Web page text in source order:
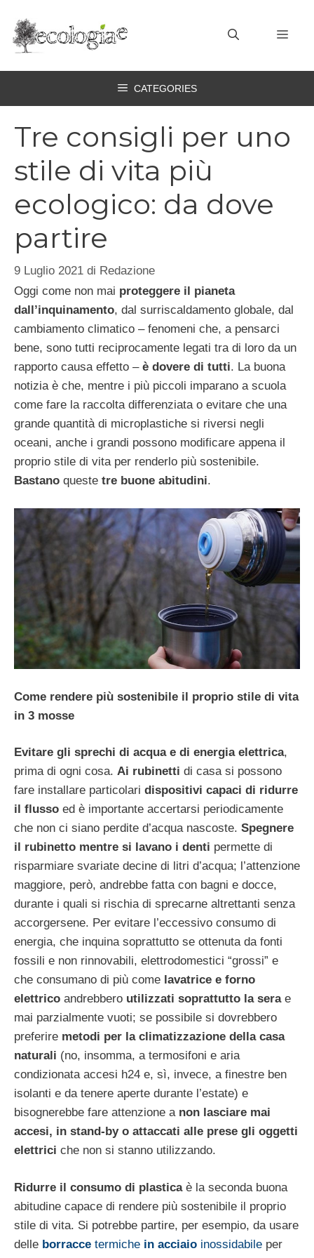
contenuto
CATEGORIES
Tre consigli per uno
stile di vita più
ecologico: da dove
partire
9 Luglio 2021 di Redazione
Oggi come non mai proteggere il pianeta
dall’inquinamento, dal surriscaldamento globale, dal
cambiamento climatico – fenomeni che, a pensarci
bene, sono tutti reciprocamente legati tra di loro da un
rapporto causa effetto – è dovere di tutti. La buona
notizia è che, mentre i più piccoli imparano a scuola
come fare la raccolta differenziata o evitare che una
grande quantità di microplastiche si riversi negli
oceani, anche i grandi possono modificare appena il
proprio stile di vita per renderlo più sostenibile.
Bastano queste tre buone abitudini.
Come rendere più sostenibile il proprio stile di vita
in 3 mosse
Evitare gli sprechi di acqua e di energia elettrica,
prima di ogni cosa. Ai rubinetti di casa si possono
fare installare particolari dispositivi capaci di ridurre
il flusso ed è importante accertarsi periodicamente
che non ci siano perdite d’acqua nascoste. Spegnere
il rubinetto mentre si lavano i denti permette di
risparmiare svariate decine di litri d’acqua; l’attenzione
maggiore, però, andrebbe fatta con bagni e docce,
durante i quali si rischia di sprecarne altrettanti senza
accorgersene. Per evitare l’eccessivo consumo di
energia, che inquina soprattutto se ottenuta da fonti
fossili e non rinnovabili, elettrodomestici “grossi” e
che consumano di più come lavatrice e forno
elettrico andrebbero utilizzati soprattutto la serae
mai parzialmente vuoti; se possibile si dovrebbero
preferire metodi per la climatizzazione della casa
naturali (no, insomma, a termosifoni e aria
condizionata accesi h24 e, sì, invece, a finestre ben
isolanti e da tenere aperte durante l’estate) e
bisognerebbe fare attenzione a non lasciare mai
accesi, in stand-by o attaccati alle prese gli oggetti
elettrici che non si stanno utilizzando.
Ridurre il consumo di plasticaè la seconda buona
abitudine capace di rendere più sostenibile il proprio
stile di vita. Si potrebbe partire, per esempio, da usare
delle borracce termiche in acciaio inossidabile per